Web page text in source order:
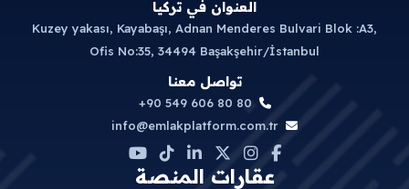
العنوان في تركيا
Kuzey yakası, Kayabaşı, Adnan Menderes Bulvari Blok :A3,
Ofis No:35, 34494 Başakşehir/İstanbul
تواصل معنا
+90 549 606 80 80
info@emlakplatform.com.tr
عقارات المنصة